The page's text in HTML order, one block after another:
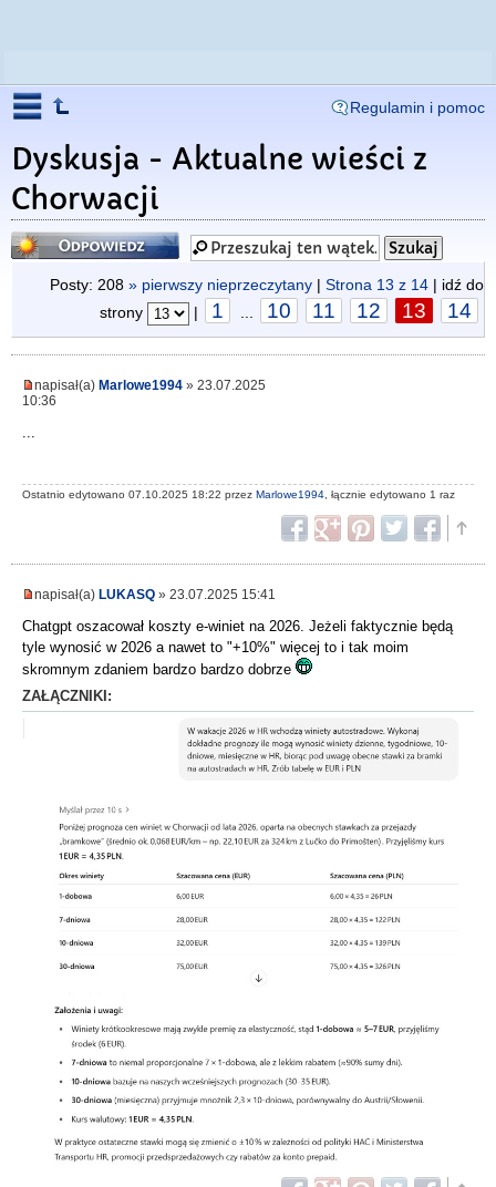
Regulamin i pomoc
Dyskusja - Aktualne wieści z
Chorwacji
Odpowiedz
Posty: 208 » pierwszy nieprzeczytany | Strona 13 z 14 | idź do
strony
| 1 10 11 12 13 14
napisał(a) Marlowe1994 » 23.07.2025
10:36
...
Ostatnio edytowano 07.10.2025 18:22 przez Marlowe1994 , łącznie edytowano 1 raz
napisał(a) LUKASQ » 23.07.2025 15:41
Chatgpt oszacował koszty e-winiet na 2026. Jeżeli faktycznie będą
tyle wynosić w 2026 a nawet to "+10%" więcej to i tak moim
skromnym zdaniem bardzo bardzo dobrze
ZAŁĄCZNIKI: